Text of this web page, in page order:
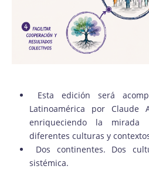
Esta edición será
Latinoamérica por Claude
enriqueciendo la
diferentes culturas y
Dos continentes. Dos
sistémica.